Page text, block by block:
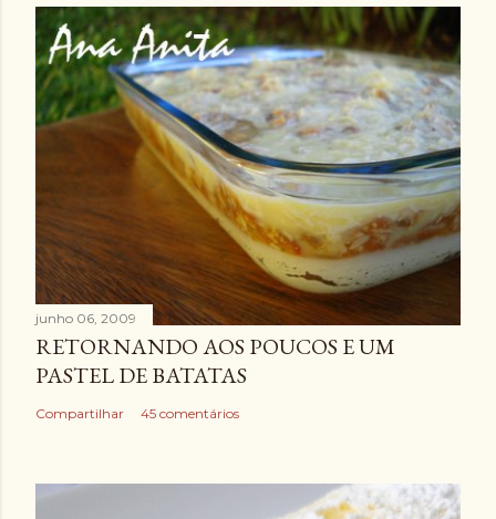
junho 06, 2009
RETORNANDO AOS POUCOS E UM
PASTEL DE BATATAS
Compartilhar 45 comentários